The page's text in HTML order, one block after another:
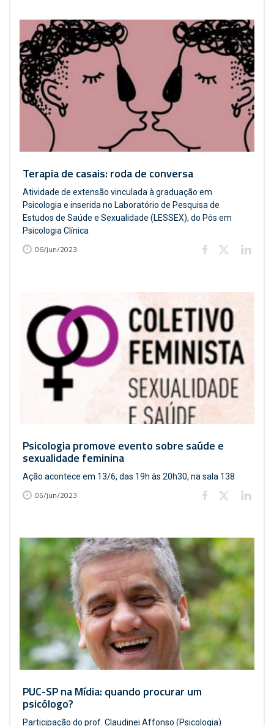
Terapia de casais: roda de conversa
Atividade de extensão vinculada à graduação em
Psicologia e inserida no Laboratório de Pesquisa de
Estudos de Saúde e Sexualidade (LESSEX), do Pós em
Psicologia Clínica
06/jun/2023
Psicologia promove evento sobre saúde e
sexualidade feminina
Ação acontece em 13/6, das 19h às 20h30, na sala 138
05/jun/2023
PUC-SP na Mídia: quando procurar um
psicólogo?
Participação do prof. Claudinei Affonso (Psicologia)